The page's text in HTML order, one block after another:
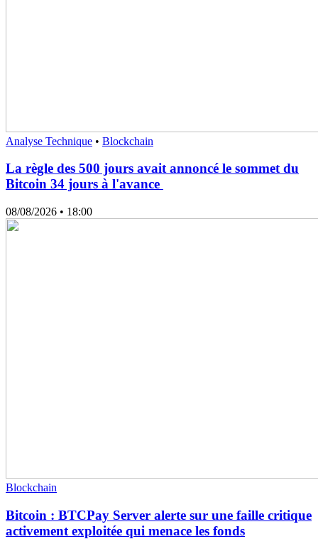
Analyse Technique • Blockchain
La règle des 500 jours avait annoncé le sommet du
Bitcoin 34 jours à l'avance
08/08/2026 • 18:00
Blockchain
Bitcoin : BTCPay Server alerte sur une faille critique
activement exploitée qui menace les fonds